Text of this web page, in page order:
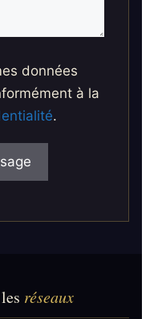
données
à la
.
réseaux